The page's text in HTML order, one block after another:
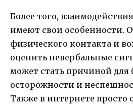
Более того,
имеют свои особенности.
физического контакта и
оценить невербальные
может стать причиной для
осторожности и
Также в интернете просто